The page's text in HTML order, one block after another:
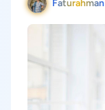
Faturahman